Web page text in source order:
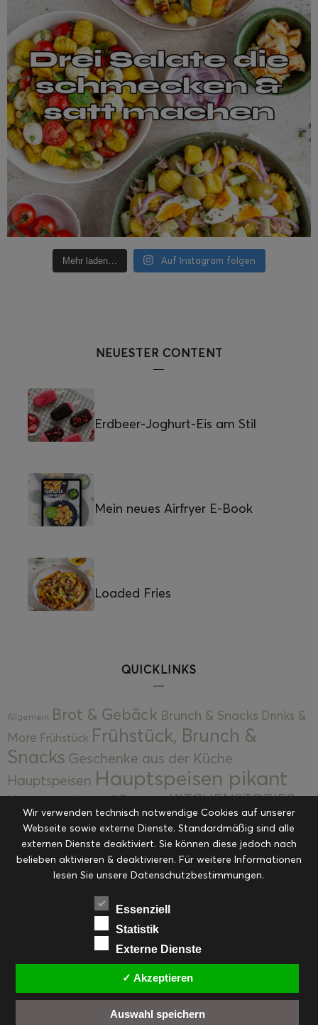
Mehr laden… Auf Instagram folgen
NEUESTER CONTENT
Erdbeer-Joghurt-Eis am Stil
Mein neues Airfryer E-Book
Loaded Fries
QUICKLINKS
Allgemein Brot & Gebäck Brunch & Snacks Drinks &
More Frühstück Frühstück, Brunch &
Snacks Geschenke aus der Küche
Hauptspeisen Hauptspeisen pikant
Hauptspeisen süßKekseKITCHENSTORIES
Kuchen, Torten & Desserts Kuchen und
Desserts Kulinarik Kulinarische Mitbringsel &
Eingemachtes Ohne Kategorie Ostern Resteküche
RezepteSaisonalSliderStartseite
Suppen, Salate & Vorspeisen
Vorspeisen, Salate & Suppen
Weihnachten Workshops & Events
Wir verwenden technisch notwendige Cookies auf unserer
Webseite sowie externe Dienste. Standardmäßig sind alle
externen Dienste deaktiviert. Sie können diese jedoch nach
belieben aktivieren & deaktivieren. Für weitere Informationen
lesen Sie unsere Datenschutzbestimmungen.
Essenziell
Statistik
Externe Dienste
✓ Akzeptieren
Auswahl speichern